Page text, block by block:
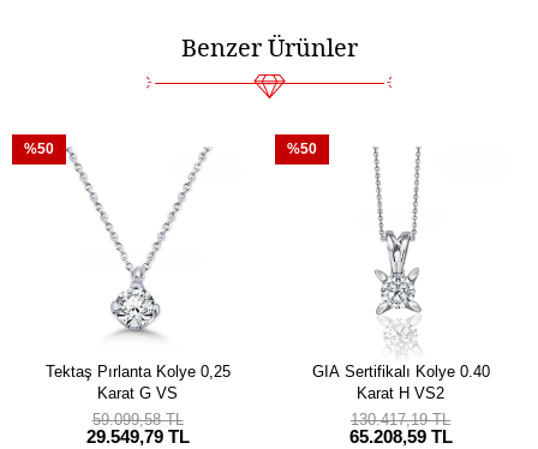
Benzer Ürünler
Tektaş Pırlanta Kolye 0,25
Karat G VS
29.549,79 TL
59.099,58 TL
%50
GIA Sertifikalı Kolye 0.40
Karat H VS2
65.208,59 TL
130.417,19 TL
%50